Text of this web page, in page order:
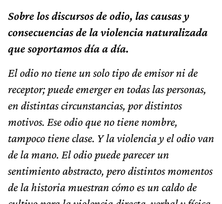
Sobre los discursos de odio, las causas y
consecuencias de la violencia naturalizada
que soportamos día a día.
El odio no tiene un solo tipo de emisor ni de
receptor; puede emerger en todas las personas,
en distintas circunstancias, por distintos
motivos. Ese odio que no tiene nombre,
tampoco tiene clase. Y la violencia y el odio van
de la mano. El odio puede parecer un
sentimiento abstracto, pero distintos momentos
de la historia muestran cómo es un caldo de